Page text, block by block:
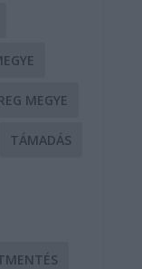
MEGYE
TÁMADÁS